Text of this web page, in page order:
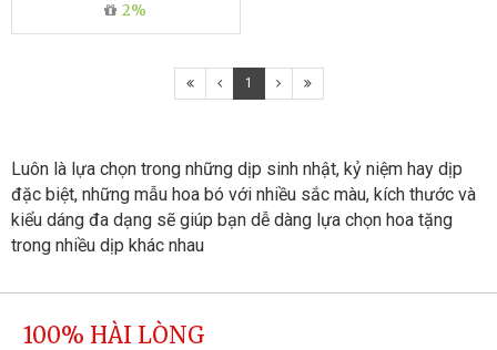
2%
1
Luôn là lựa chọn trong những dịp sinh nhật, kỷ niệm hay dịp
đặc biệt, những mẫu hoa bó với nhiều sắc màu, kích thước và
kiểu dáng đa dạng sẽ giúp bạn dễ dàng lựa chọn hoa tặng
trong nhiều dịp khác nhau
100% HÀI LÒNG